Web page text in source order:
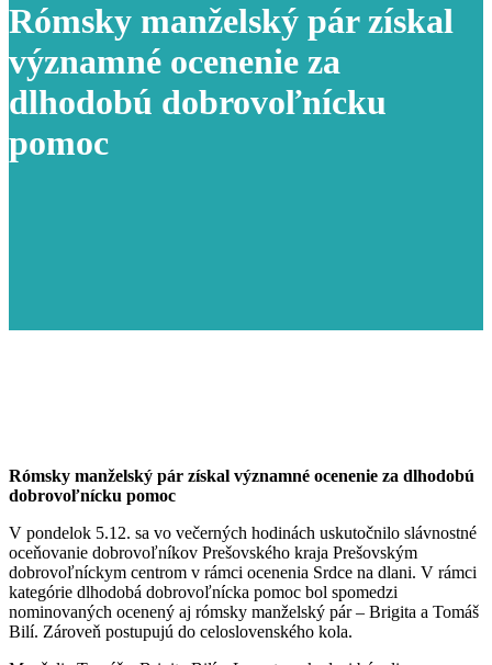
Rómsky manželský pár získal
významné ocenenie za
dlhodobú dobrovoľnícku
pomoc
Rómsky manželský pár získal významné ocenenie za dlhodobú
dobrovoľnícku pomoc
V pondelok 5.12. sa vo večerných hodinách uskutočnilo slávnostné
oceňovanie dobrovoľníkov Prešovského kraja Prešovským
dobrovoľníckym centrom v rámci ocenenia Srdce na dlani. V rámci
kategórie dlhodobá dobrovoľnícka pomoc bol spomedzi
nominovaných ocenený aj rómsky manželský pár – Brigita a Tomáš
Bilí. Zároveň postupujú do celoslovenského kola.